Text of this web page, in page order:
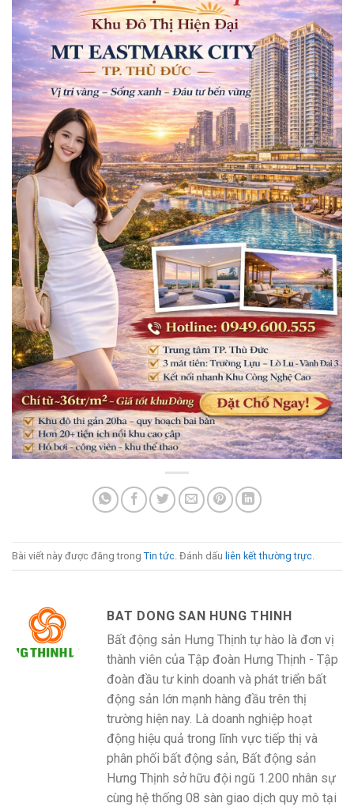
Bài viết này được đăng trong Tin tức . Đánh dấu liên kết thường trực
BAT DONG SAN HUNG THINH
Bất động sản Hưng Thịnh tự hào là đơn vị
thành viên của Tập đoàn Hưng Thịnh - Tập
đoàn đầu tư kinh doanh và phát triển bất
động sản lớn mạnh hàng đầu trên thị
trường hiện nay. Là doanh nghiệp hoạt
động hiệu quả trong lĩnh vực tiếp thị và
phân phối bất động sản, Bất động sản
Hưng Thịnh sở hữu đội ngũ 1.200 nhân sự
cùng hệ thống 08 sàn giao dịch quy mô tại